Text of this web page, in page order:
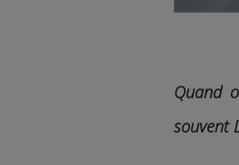
Quand
souvent